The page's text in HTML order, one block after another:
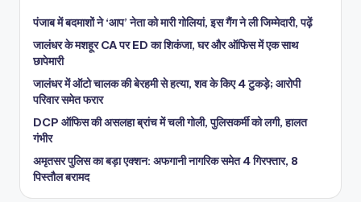
पंजाब में बदमाशों ने ‘आप’ नेता को मारी गोलियां, इस गैंग ने ली जिम्मेदारी, पढ़ें
जालंधर के मशहूर CA पर ED का शिकंजा, घर और ऑफिस में एक साथ
छापेमारी
जालंधर में ऑटो चालक की बेरहमी से हत्या, शव के किए 4 टुकड़े; आरोपी
परिवार समेत फरार
DCP ऑफिस की असलहा ब्रांच में चली गोली, पुलिसकर्मी को लगी, हालत
गंभीर
अमृतसर पुलिस का बड़ा एक्शन: अफगानी नागरिक समेत 4 गिरफ्तार, 8
पिस्तौल बरामद